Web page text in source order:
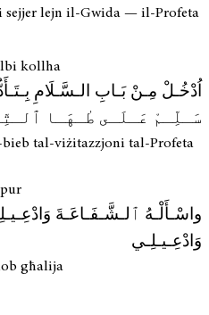
lejn il-Gwida — il-Profeta
kollha
اُدْخُـلْ مِـنْ بَـابِ الـسَّـلَامِ
سَـلِّـمْ عَـلَـى طٰـهَـا
tal-viżitazzjoni tal-Profeta
واسْـأَلْـهُ ٱلـشَّـفَـاعَـةَ
وَادْعِـيـلِـي
għalija